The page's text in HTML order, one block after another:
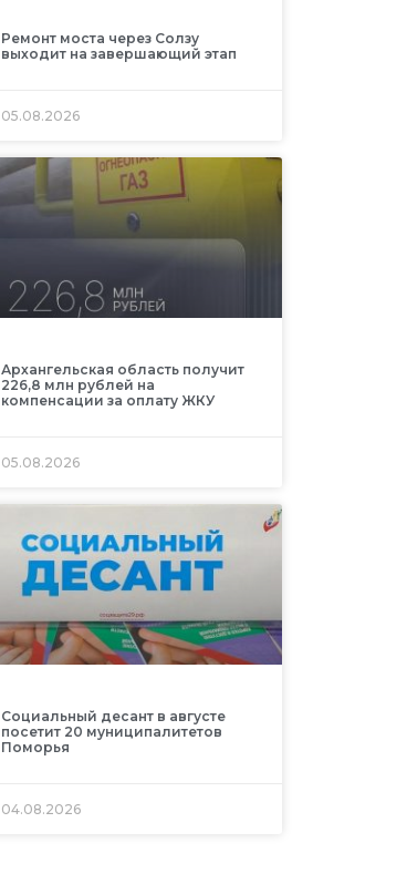
Ремонт моста через Солзу
выходит на завершающий этап
05.08.2026
Архангельская область получит
226,8 млн рублей на
компенсации за оплату ЖКУ
05.08.2026
Социальный десант в августе
посетит 20 муниципалитетов
Поморья
04.08.2026